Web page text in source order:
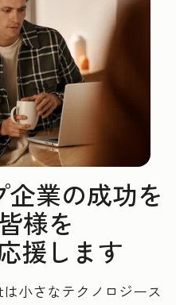
業の成功を
様を
援します
小さなテクノロジース